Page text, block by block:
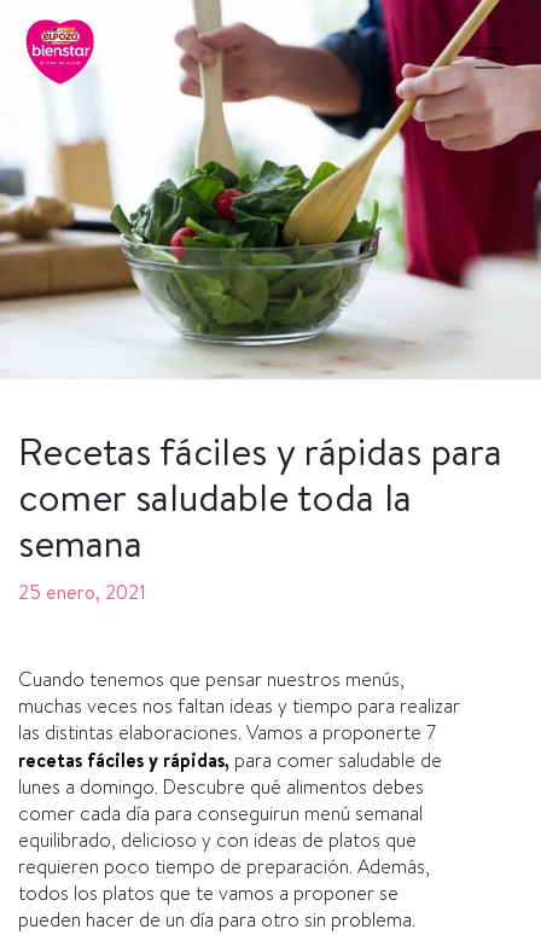
Recetas fáciles y rápidas para
comer saludable toda la
semana
25 enero, 2021
Cuando tenemos que pensar nuestros menús,
muchas veces nos faltan ideas y tiempo para realizar
las distintas elaboraciones. Vamos a proponerte 7
recetas fáciles y rápidas, para comer saludable de
lunes a domingo. Descubre qué alimentos debes
comer cada día para conseguirun menú semanal
equilibrado, delicioso y con ideas de platos que
requieren poco tiempo de preparación. Además,
todos los platos que te vamos a proponer se
pueden hacer de un día para otro sin problema.